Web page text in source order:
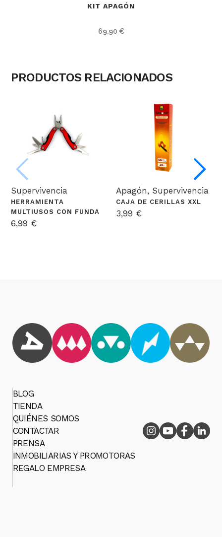
KIT APAGÓN
69,90 €
PRODUCTOS RELACIONADOS
Supervivencia
HERRAMIENTA
MULTIUSOS CON FUNDA
6,99 €
Apagón, Supervivencia
CAJA DE CERILLAS XXL
3,99 €
BLOG
TIENDA
QUIÉNES SOMOS
CONTACTAR
PRENSA
INMOBILIARIAS Y PROMOTORAS
REGALO EMPRESA